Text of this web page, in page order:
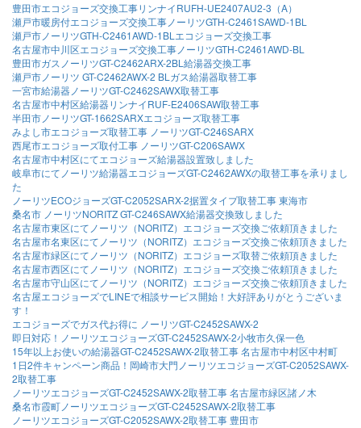
豊田市エコジョーズ交換工事リンナイRUFH-UE2407AU2-3（A）
瀬戸市暖房付エコジョーズ交換工事ノーリツGTH-C2461SAWD-1BL
瀬戸市ノーリツGTH-C2461AWD-1BLエコジョーズ交換工事
名古屋市中川区エコジョーズ交換工事ノーリツGTH-C2461AWD-BL
豊田市ガスノーリツGT-C2462ARX-2BL給湯器交換工事
瀬戸市ノーリツ GT-C2462AWX-2 BLガス給湯器取替工事
一宮市給湯器ノーリツGT-C2462SAWX取替工事
名古屋市中村区給湯器リンナイRUF-E2406SAW取替工事
半田市ノーリツGT-1662SARXエコジョーズ取替工事
みよし市エコジョーズ取替工事 ノーリツGT-C246SARX
西尾市エコジョーズ取付工事 ノーリツGT-C206SAWX
名古屋市中村区にてエコジョーズ給湯器設置致しました
岐阜市にてノーリツ給湯器エコジョーズGT-C2462AWXの取替工事を承りまし
た
ノーリツECOジョーズGT-C2052SARX-2据置タイプ取替工事 東海市
桑名市 ノーリツNORITZ GT-C246SAWX給湯器交換致しました
名古屋市東区にてノーリツ（NORITZ）エコジョーズ交換ご依頼頂きました
名古屋市名東区にてノーリツ（NORITZ）エコジョーズ交換ご依頼頂きました
名古屋市緑区にてノーリツ（NORITZ）エコジョーズ取替ご依頼頂きました
名古屋市西区にてノーリツ（NORITZ）エコジョーズ交換ご依頼頂きました
名古屋市守山区にてノーリツ（NORITZ）エコジョーズ交換ご依頼頂きました
名古屋エコジョーズでLINEで相談サービス開始！大好評ありがとうございま
す！
エコジョーズでガス代お得に ノーリツGT-C2452SAWX-2
即日対応！ノーリツエコジョーズGT-C2452SAWX-2小牧市久保一色
15年以上お使いの給湯器GT-C2452SAWX-2取替工事 名古屋市中村区中村町
1日2件キャンペーン商品！岡崎市大門ノーリツエコジョーズGT-C2052SAWX-
2取替工事
ノーリツエコジョーズGT-C2452SAWX-2取替工事 名古屋市緑区諸ノ木
桑名市霞町ノーリツエコジョーズGT-C2452SAWX-2取替工事
ノーリツエコジョーズGT-C2052SAWX-2取替工事 豊田市